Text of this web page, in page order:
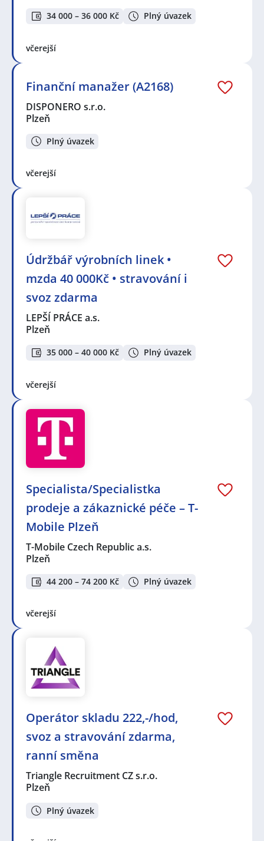
34 000 – 36 000 Kč Plný úvazek
včerejší
Finanční manažer (A2168)
DISPONERO s.r.o.
Plzeň
Plný úvazek
včerejší
Údržbář výrobních linek •
mzda 40 000Kč • stravování i
svoz zdarma
LEPŠÍ PRÁCE a.s.
Plzeň
35 000 – 40 000 Kč Plný úvazek
včerejší
Specialista/Specialistka
prodeje a zákaznické péče – T-
Mobile Plzeň
T-Mobile Czech Republic a.s.
Plzeň
44 200 – 74 200 Kč Plný úvazek
včerejší
Operátor skladu 222,-/hod,
svoz a stravování zdarma,
ranní směna
Triangle Recruitment CZ s.r.o.
Plzeň
Plný úvazek